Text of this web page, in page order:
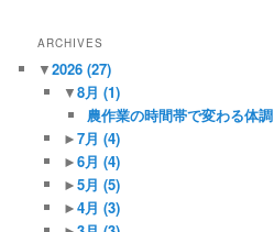
ARCHIVES
▼2026(27)
▼8月 (1)
農作業の時間帯で変わる体調
►7月 (4)
►6月 (4)
►5月 (5)
►4月 (3)